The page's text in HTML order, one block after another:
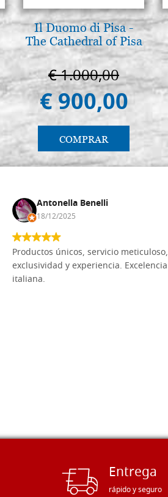
Il Duomo di Pisa -
The Cathedral of Pisa
€ 1.000,00
€ 900,00
COMPRAR
Antonella Benelli
18/12/2025
Productos únicos, servicio meticuloso,
exclusividad y experiencia. Excelencia
italiana.
Entrega
rápido y seguro